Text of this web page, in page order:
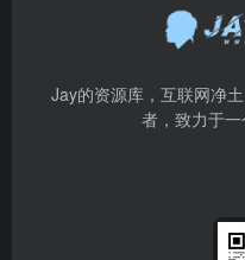
Jay的资源库，互联网净
者，致力于